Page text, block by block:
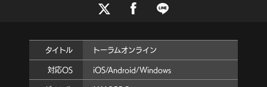
タイトル トーラムオンライン
対応OS iOS/Android/Windows